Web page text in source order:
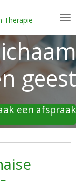
Therapie
geest
een afspraak